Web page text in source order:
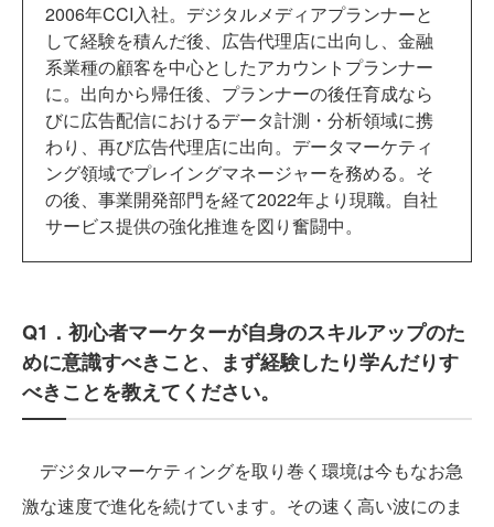
2006年CCI入社。デジタルメディアプランナーと
して経験を積んだ後、広告代理店に出向し、金融
系業種の顧客を中心としたアカウントプランナー
に。出向から帰任後、プランナーの後任育成なら
びに広告配信におけるデータ計測・分析領域に携
わり、再び広告代理店に出向。データマーケティ
ング領域でプレイングマネージャーを務める。そ
の後、事業開発部門を経て2022年より現職。自社
サービス提供の強化推進を図り奮闘中。
Q1．初心者マーケターが自身のスキルアップのた
めに意識すべきこと、まず経験したり学んだりす
べきことを教えてください。
デジタルマーケティングを取り巻く環境は今もなお急
激な速度で進化を続けています。その速く高い波にのま